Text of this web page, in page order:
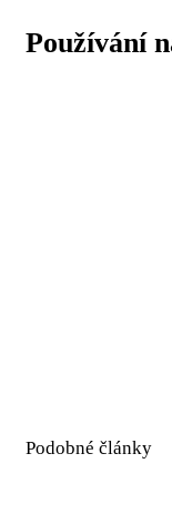
Používání
Podobné články